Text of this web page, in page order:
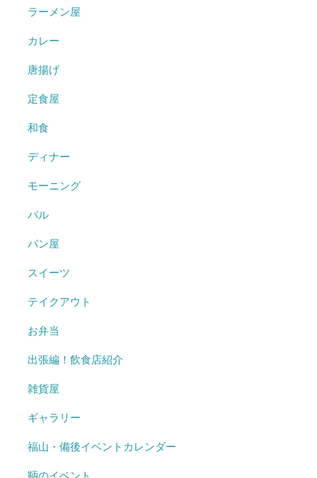
ラーメン屋
カレー
唐揚げ
定食屋
和食
ディナー
モーニング
バル
パン屋
スイーツ
テイクアウト
お弁当
出張編！飲食店紹介
雑貨屋
ギャラリー
福山・備後イベントカレンダー
鞆のイベント